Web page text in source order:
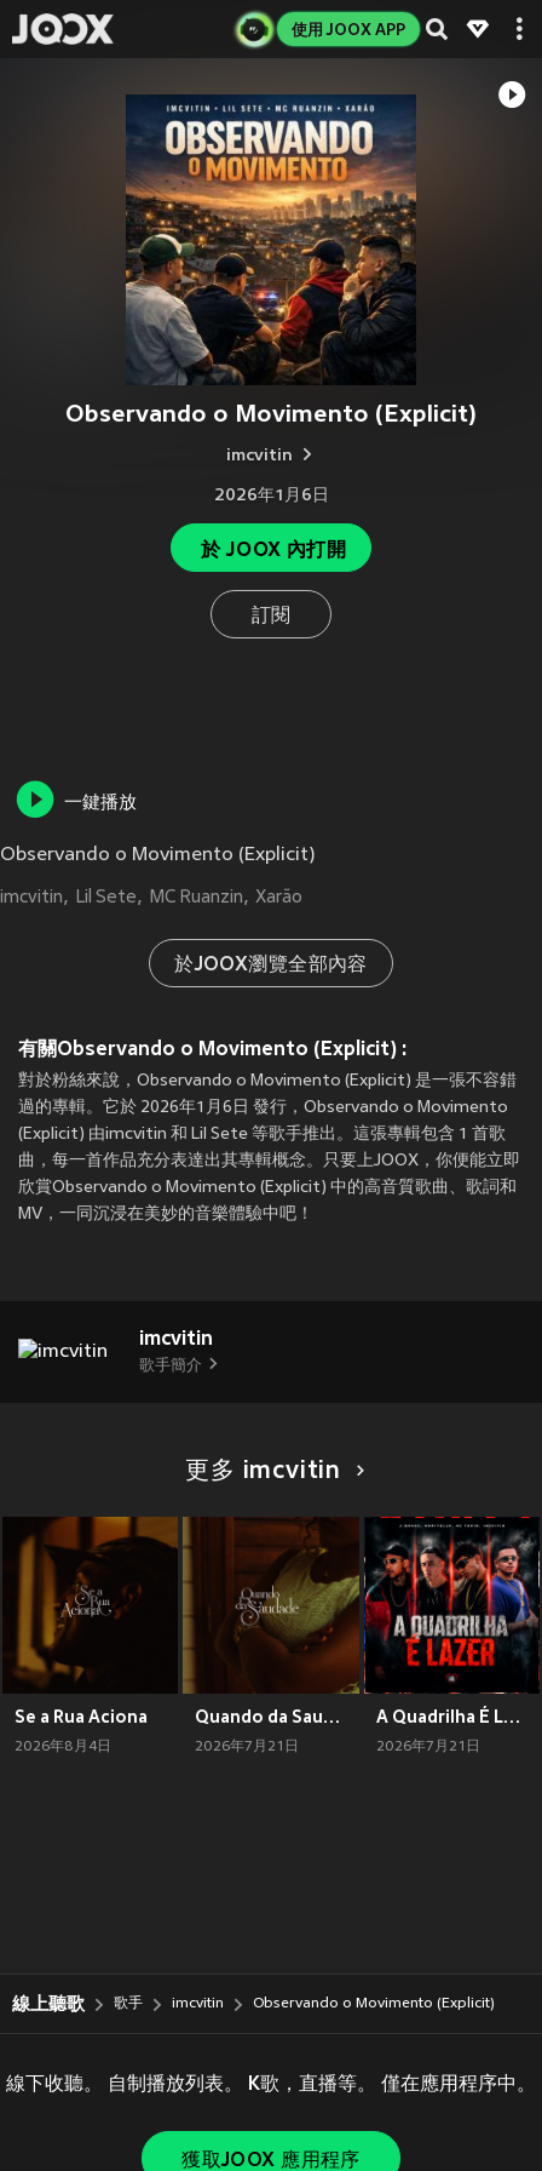
使用 JOOX APP
Observando o Movimento (Explicit)
imcvitin
2026年1月6日
於 JOOX 內打開
訂閱
一鍵播放
Observando o Movimento (Explicit)
imcvitin Lil Sete MC Ruanzin Xarão
於JOOX瀏覽全部內容
有關Observando o Movimento (Explicit) :
對於粉絲來說，Observando o Movimento (Explicit) 是一張不容錯
過的專輯。它於 2026年1月6日 發行，Observando o Movimento
(Explicit) 由imcvitin 和 Lil Sete 等歌手推出。這張專輯包含 1 首歌
曲，每一首作品充分表達出其專輯概念。只要上JOOX，你便能立即
欣賞Observando o Movimento (Explicit) 中的高音質歌曲、歌詞和
MV，一同沉浸在美妙的音樂體驗中吧！
imcvitin
歌手簡介
更多 imcvitin
Se a Rua Aciona
2026年8月4日
Quando da Saudade
2026年7月21日
A Quadrilha É Lazer (Explicit)
2026年7月21日
線上聽歌 歌手 imcvitin Observando o Movimento (Explicit)
線下收聽。 自制播放列表。 K歌，直播等。 僅在應用程序中。
獲取JOOX 應用程序